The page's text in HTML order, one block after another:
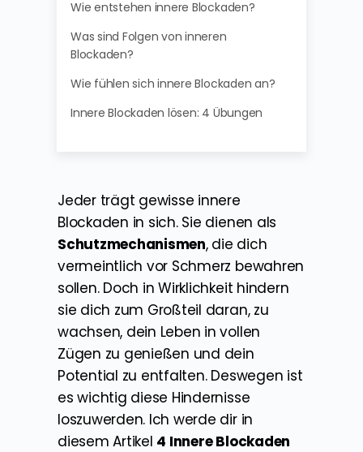
Jeder trägt gewisse innere
Blockaden in sich. Sie dienen als
Schutzmechanismen, die dich
vermeintlich vor Schmerz bewahren
sollen. Doch in Wirklichkeit hindern
sie dich zum Großteil daran, zu
wachsen, dein Leben in vollen
Zügen zu genießen und dein
Potential zu entfalten. Deswegen ist
es wichtig diese Hindernisse
loszuwerden. Ich werde dir in
diesem Artikel 4 Innere Blockaden
Wie entstehen innere Blockaden?
Was sind Folgen von inneren
Blockaden?
Wie fühlen sich innere Blockaden an?
Innere Blockaden lösen: 4 Übungen